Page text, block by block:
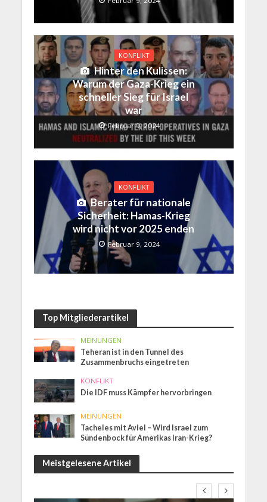
KONFLIKT
Hinter den Kulissen:
Warum der Gaza-Krieg ein
schneller Sieg für Israel
war
Februar 9, 2024
KONFLIKT
Berater für nationale
Sicherheit: Hamas-Krieg
wird nicht vor 2025 enden
Februar 9, 2024
Top Mitgliederartikel
MEINUNGEN
Teheran ist in den Tunnel des
Zusammenbruchs eingetreten
KONFLIKT
Die IDF muss Kämpfer hervorbringen
MEINUNGEN
Tacheles mit Aviel – Wird Israel zum
Sündenbock für Amerikas Iran-Krieg?
Meistgelesene Artikel